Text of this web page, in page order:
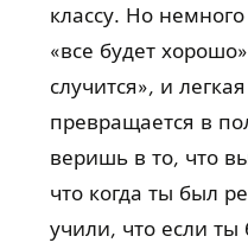
классу. Но
«все будет
случится», и
превращается в
веришь в то, что
что когда ты был
учили, что если